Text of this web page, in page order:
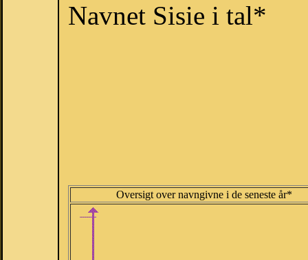
Navnet Sisie i tal*
Oversigt over navngivne i de seneste år*